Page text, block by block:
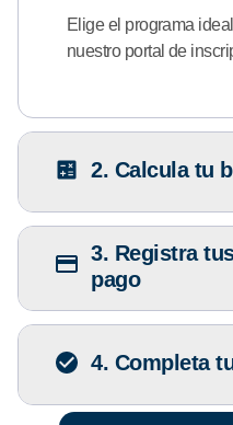
Elige el programa
nuestro portal de
2. Calcula tu
3. Registra
pago
4. Completa